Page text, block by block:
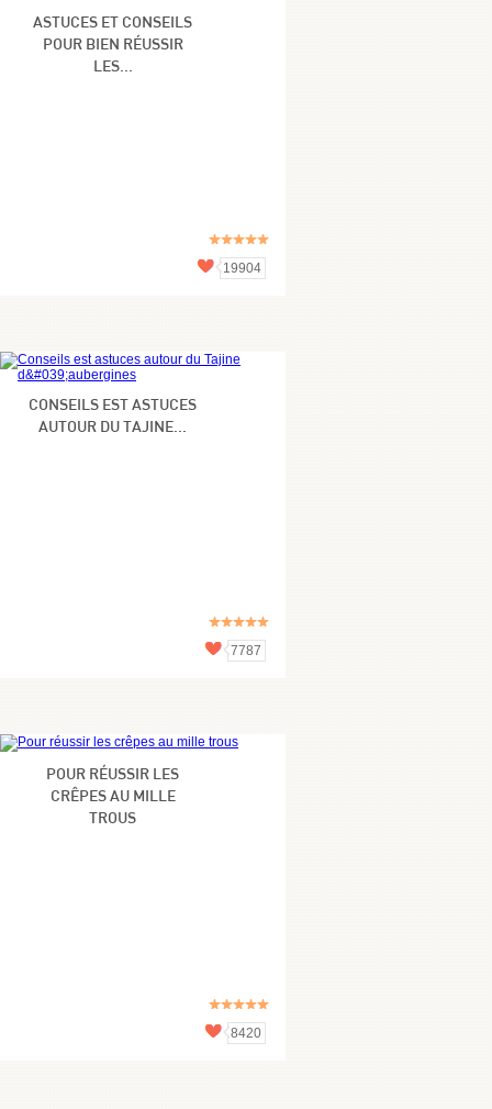
ASTUCES ET CONSEILS
POUR BIEN RÉUSSIR
LES...
19904
CONSEILS EST ASTUCES
AUTOUR DU TAJINE...
7787
POUR RÉUSSIR LES
CRÊPES AU MILLE
TROUS
8420